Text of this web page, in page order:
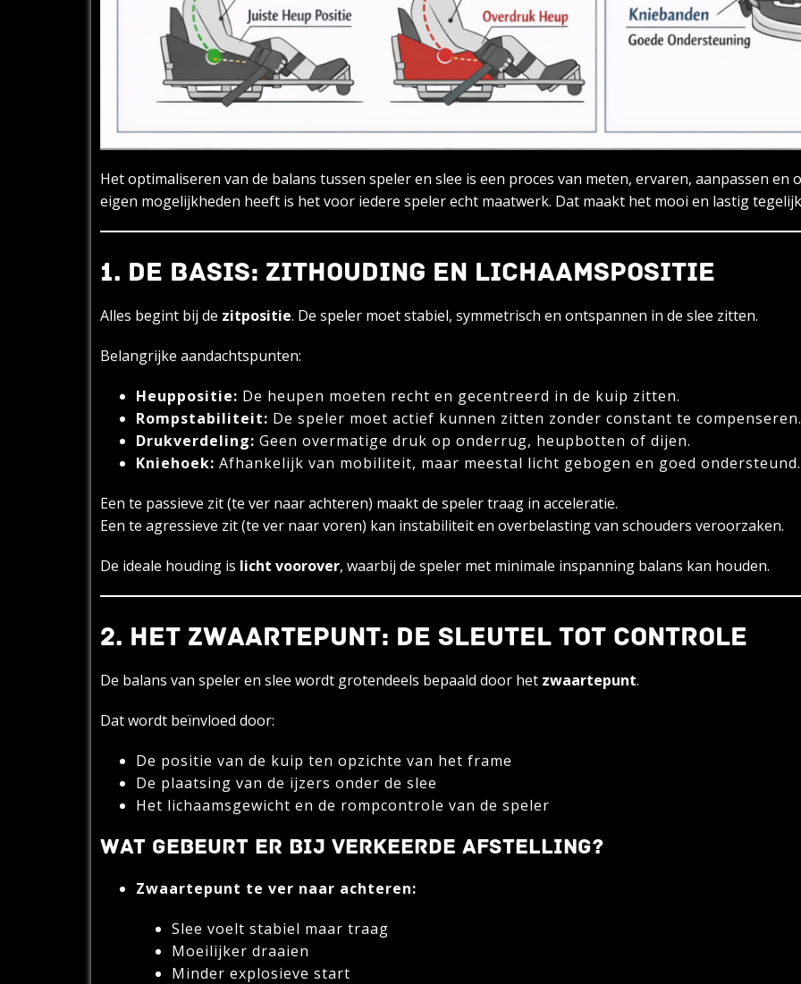
Het optimaliseren van de balans tussen speler en slee is een proces van meten, ervaren, aanpassen
eigen mogelijkheden heeft is het voor iedere speler echt maatwerk. Dat maakt het mooi en lastig
1. DE BASIS: ZITHOUDING EN LICHAAMSPOSITIE
Alles begint bij de zitpositie. De speler moet stabiel, symmetrisch en ontspannen in de slee zitten.
Belangrijke aandachtspunten:
Heuppositie: De heupen moeten recht en gecentreerd in de kuip zitten.
Rompstabiliteit: De speler moet actief kunnen zitten zonder constant te compenseren.
Drukverdeling: Geen overmatige druk op onderrug, heupbotten of dijen.
Kniehoek: Afhankelijk van mobiliteit, maar meestal licht gebogen en goed ondersteund.
Een te passieve zit (te ver naar achteren) maakt de speler traag in acceleratie.
Een te agressieve zit (te ver naar voren) kan instabiliteit en overbelasting van schouders veroorzaken.
De ideale houding is licht voorover, waarbij de speler met minimale inspanning balans kan houden.
2. HET ZWAARTEPUNT: DE SLEUTEL TOT CONTROLE
De balans van speler en slee wordt grotendeels bepaald door het zwaartepunt.
Dat wordt beïnvloed door:
De positie van de kuip ten opzichte van het frame
De plaatsing van de ijzers onder de slee
Het lichaamsgewicht en de rompcontrole van de speler
WAT GEBEURT ER BIJ VERKEERDE AFSTELLING?
Zwaartepunt te ver naar achteren:
Slee voelt stabiel maar traag
Moeilijker draaien
Minder explosieve start